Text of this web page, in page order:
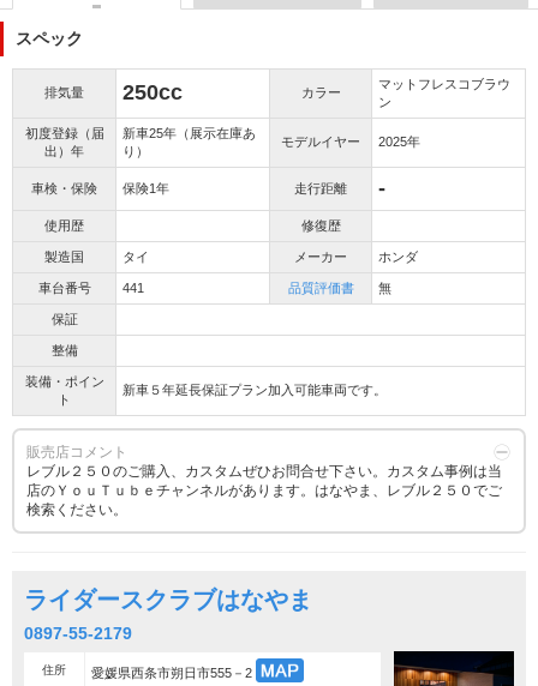
スペック
排気量 250cc カラー
マットフレスコブラウ
ン
初度登録（届
出）年
新車25年（展示在庫あ
り）
モデルイヤー 2025年
車検・保険 保険1年 走行距離 -
使用歴 修復歴
製造国 タイ メーカー ホンダ
車台番号 441 品質評価書 無
保証
整備
装備・ポイン
ト
新車５年延長保証プラン加入可能車両です。
販売店コメント
レブル２５０のご購入、カスタムぜひお問合せ下さい。カスタム事例は当
店のＹｏｕＴｕｂｅチャンネルがあります。はなやま、レブル２５０でご
検索ください。
ライダースクラブはなやま
0897-55-2179
住所 愛媛県西条市朔日市555－2